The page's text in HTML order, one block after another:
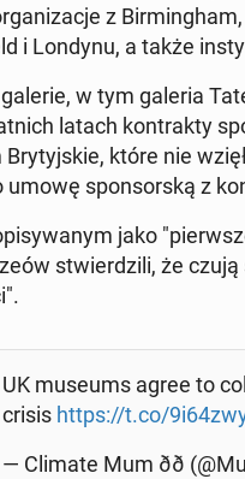
z
i Londynu, a także
w tym galeria
latach kon­trak­ty
które nie
umowę spon­sor­ską z
jako
stwier­dzi­li, że
UK museums agree to
crisis https://t.co/
— Climate Mum ðð